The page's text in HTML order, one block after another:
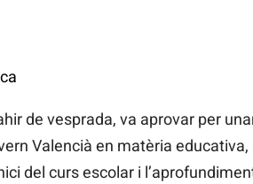
de vesprada, va aprovar per
Valencià en matèria
del curs escolar i